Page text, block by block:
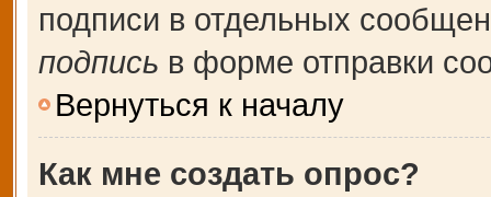
подписи в отдельных
подпись в форме отправки
Вернуться к началу
Как мне создать опрос?